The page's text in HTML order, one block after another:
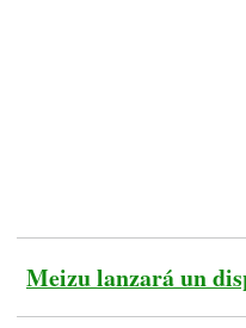
Meizu lanzará un